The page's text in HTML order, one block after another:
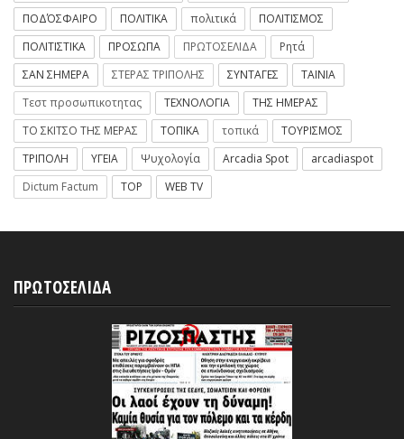
ΠΟΔΌΣΦΑΙΡΟ
ΠΟΛΙΤΙΚΑ πολιτικά
ΠΟΛΙΤΙΣΜΟΣ
ΠΟΛΙΤΙΣΤΙΚΑ
ΠΡΟΣΩΠΑ ΠΡΩΤΟΣΕΛΙΔΑ
Ρητά
ΣΑΝ ΣΗΜΕΡΑ
ΣΤΕΡΑΣ ΤΡΙΠΟΛΗΣ ΣΥΝΤΑΓΕΣ
ΤΑΙΝΙΑ
Τεστ προσωπικοτητας
ΤΕΧΝΟΛΟΓΙΑ
ΤΗΣ ΗΜΕΡΑΣ
ΤΟ ΣΚΙΤΣΟ ΤΗΣ ΜΕΡΑΣ
ΤΟΠΙΚΑ τοπικά
ΤΟΥΡΙΣΜΟΣ
ΤΡΙΠΟΛΗ
ΥΓΕΙΑ Ψυχολογία Arcadia Spot
arcadiaspot
Dictum Factum
TOP WEB TV
ΠΡΩΤΟΣΕΛΙΔΑ